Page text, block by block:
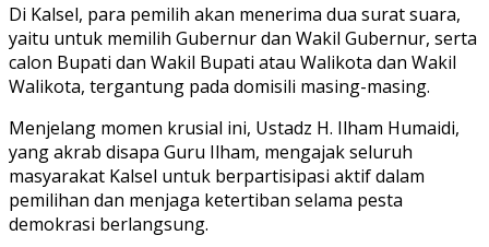
Di Kalsel, para pemilih akan menerima dua surat suara,
yaitu untuk memilih Gubernur dan Wakil Gubernur, serta
calon Bupati dan Wakil Bupati atau Walikota dan Wakil
Walikota, tergantung pada domisili masing-masing.
Menjelang momen krusial ini, Ustadz H. Ilham Humaidi,
yang akrab disapa Guru Ilham, mengajak seluruh
masyarakat Kalsel untuk berpartisipasi aktif dalam
pemilihan dan menjaga ketertiban selama pesta
demokrasi berlangsung.